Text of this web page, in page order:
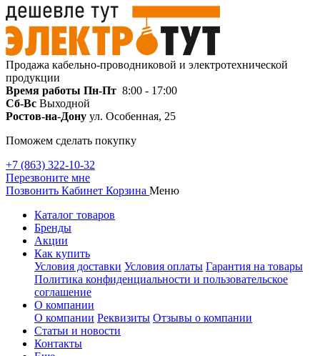
Продажа кабельно-проводниковой и электротехнической
продукции
Время работы Пн-Пт 8:00 - 17:00
Сб-Вс Выходной
Ростов-на-Дону ул. Особенная, 25
Поможем сделать покупку
+7 (863) 322-10-32
Перезвоните мне
Позвонить Кабинет Корзина Меню
Каталог товаров
Бренды
Акции
Как купить
Условия доставки Условия оплаты Гарантия на товары
Политика конфиденциальности и пользовательское
соглашение
О компании
О компании Реквизиты Отзывы о компании
Статьи и новости
Контакты